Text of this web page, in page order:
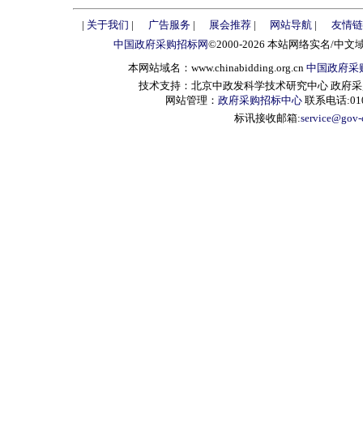
| 关于我们 | 广告服务| 展会推荐| 网站导航 |
友情
中国政府采购招标网©2000-2026 本站网络实名/中文
本网站域名：www.chinabidding.org.cn 中国政府采
技术支持：北京中政发科学技术研究中心 政府
网站管理： 政府采购招标中心 联系电话
标讯接收邮箱: